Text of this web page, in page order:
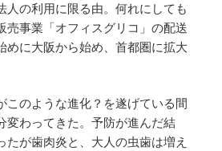
人の利用に限る由。何れにしても
売事業「オフィスグリコ」の配送
めに大阪から始め、首都圏に拡大
このような進化？を遂げている間
変わってきた。予防が進んだ結
たが歯肉炎と、大人の虫歯は増え